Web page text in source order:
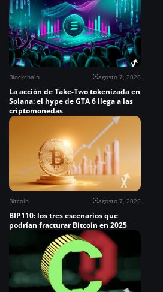
Blockchain agosto 7, 2026
La acción de Take-Two tokenizada en
Solana: el hype de GTA 6 llega a las
criptomonedas
Bitcoin agosto 7, 2026
BIP110: los tres escenarios que
podrían fracturar Bitcoin en 2025